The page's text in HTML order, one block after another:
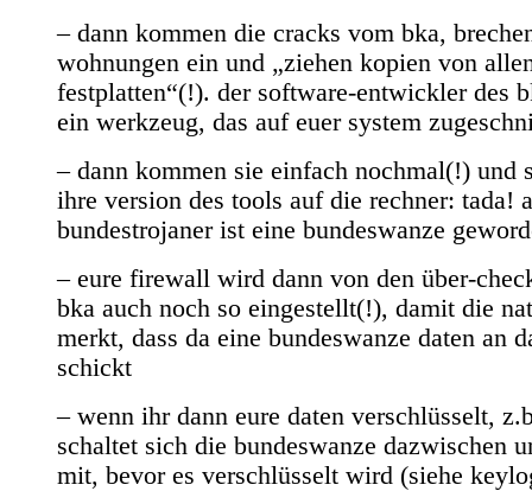
– dann kommen die cracks vom bka,
wohnungen ein und „ziehen kopien von
festplatten“(!). der software-entwickler des
ein werkzeug, das auf euer system
– dann kommen sie einfach nochmal(!) und
ihre version des tools auf die rechner: tada!
bundestrojaner ist eine bundeswanze
– eure firewall wird dann von den über-
bka auch noch so eingestellt(!), damit die
merkt, dass da eine bundeswanze daten an
schickt
– wenn ihr dann eure daten verschlüsselt,
schaltet sich die bundeswanze dazwischen
mit, bevor es verschlüsselt wird (siehe